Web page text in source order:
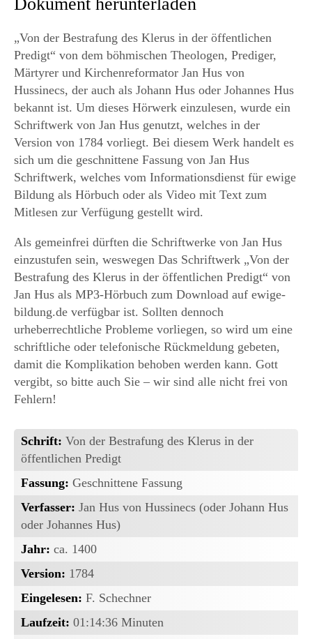
„Von der Bestrafung des Klerus in der öffentlichen
Predigt“ von dem böhmischen Theologen, Prediger,
Märtyrer und Kirchenreformator Jan Hus von
Hussinecs, der auch als Johann Hus oder Johannes Hus
bekannt ist. Um dieses Hörwerk einzulesen, wurde ein
Schriftwerk von Jan Hus genutzt, welches in der
Version von 1784 vorliegt. Bei diesem Werk handelt es
sich um die geschnittene Fassung von Jan Hus
Schriftwerk, welches vom Informationsdienst für ewige
Bildung als Hörbuch oder als Video mit Text zum
Mitlesen zur Verfügung gestellt wird.
Als gemeinfrei dürften die Schriftwerke von Jan Hus
einzustufen sein, weswegen Das Schriftwerk „Von der
Bestrafung des Klerus in der öffentlichen Predigt“ von
Jan Hus als MP3-Hörbuch zum Download auf ewige-
bildung.de verfügbar ist. Sollten dennoch
urheberrechtliche Probleme vorliegen, so wird um eine
schriftliche oder telefonische Rückmeldung gebeten,
damit die Komplikation behoben werden kann. Gott
vergibt, so bitte auch Sie – wir sind alle nicht frei von
Fehlern!
Schrift: Von der Bestrafung des Klerus in der
öffentlichen Predigt
Fassung: Geschnittene Fassung
Verfasser: Jan Hus von Hussinecs (oder Johann Hus
oder Johannes Hus)
Jahr: ca. 1400
Version: 1784
Eingelesen: F. Schechner
Laufzeit: 01:14:36 Minuten